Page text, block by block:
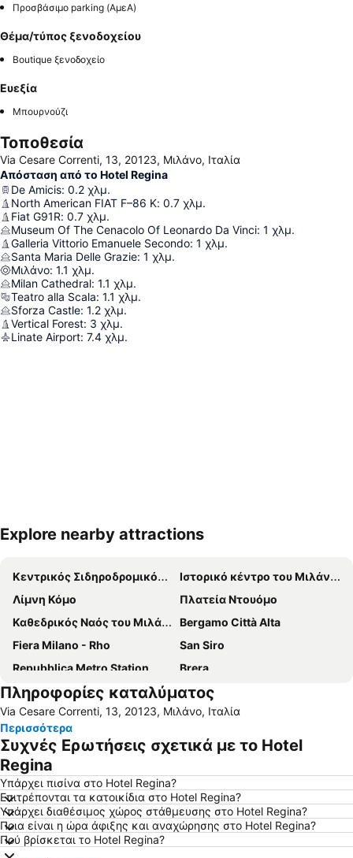
Προσβάσιμο parking (ΑμεΑ)
Θέμα/τύπος ξενοδοχείου
Boutique ξενοδοχείο
Ευεξία
Μπουρνούζι
Τοποθεσία
Via Cesare Correnti, 13, 20123, Μιλάνο, Ιταλία
Απόσταση από το Hotel Regina
De Amicis: 0.2 χλμ.
North American FIAT F–86 K: 0.7 χλμ.
Fiat G91R: 0.7 χλμ.
Museum Of The Cenacolo Of Leonardo Da Vinci: 1 χλμ.
Galleria Vittorio Emanuele Secondo: 1 χλμ.
Santa Maria Delle Grazie: 1 χλμ.
Μιλάνο: 1.1 χλμ.
Milan Cathedral: 1.1 χλμ.
Teatro alla Scala: 1.1 χλμ.
Sforza Castle: 1.2 χλμ.
Vertical Forest: 3 χλμ.
Linate Airport: 7.4 χλμ.
Ανάπτυξη χάρτη
Explore nearby attractions
Κεντρικός Σιδηροδρομικός Σταθμός του Μιλάνου
Ιστορικό κέντρο του Μιλάνου
Λίμνη Κόμο
Πλατεία Ντουόμο
Καθεδρικός Ναός του Μιλάνου
Bergamo Città Alta
Fiera Milano - Rho
San Siro
Repubblica Metro Station
Brera
San Siro Stadio Metro Station
Silvio Berlusconi Milan Malpensa Airport
Navigli
Duomo Metro Station
Stazione di Bergamo
Centrale Metro Station
Milano Santa Giulia
San Siro Ippodromo Metro Station
Εθνικό Αυτοκινητοδρόμιο της Μόντζα
Γκαλλερία Βιττόριο Εμανουέλε ΙΙ
Museo del Duomo di Milano
Porta Nuova
Θέατρο της Σκάλας του Μιλάνου
Porta Romana
Πληροφορίες καταλύματος
Via Cesare Correnti, 13, 20123, Μιλάνο, Ιταλία
Περισσότερα
Συχνές Ερωτήσεις σχετικά με το Hotel
Regina
Υπάρχει πισίνα στο Hotel Regina?
Επιτρέπονται τα κατοικίδια στο Hotel Regina?
Υπάρχει διαθέσιμος χώρος στάθμευσης στο Hotel Regina?
Ποια είναι η ώρα άφιξης και αναχώρησης στο Hotel Regina?
Πού βρίσκεται το Hotel Regina?